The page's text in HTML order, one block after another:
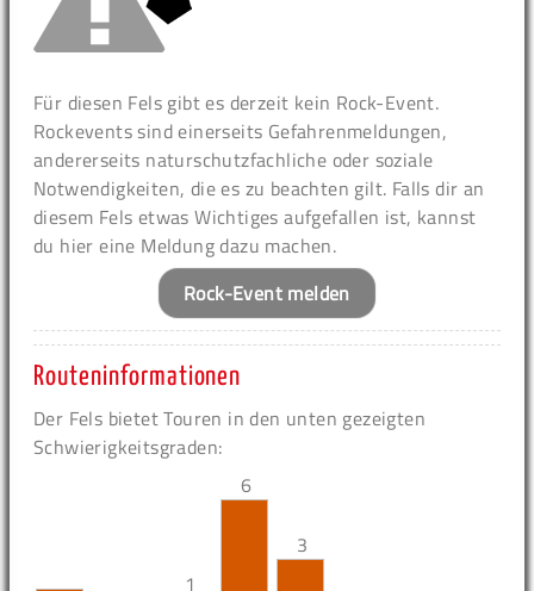
Für diesen Fels gibt es derzeit kein Rock-Event.
Rockevents sind einerseits Gefahrenmeldungen,
andererseits naturschutzfachliche oder soziale
Notwendigkeiten, die es zu beachten gilt. Falls dir an
diesem Fels etwas Wichtiges aufgefallen ist, kannst
du hier eine Meldung dazu machen.
Rock-Event melden
Routeninformationen
Der Fels bietet Touren in den unten gezeigten
Schwierigkeitsgraden:
1
6
3